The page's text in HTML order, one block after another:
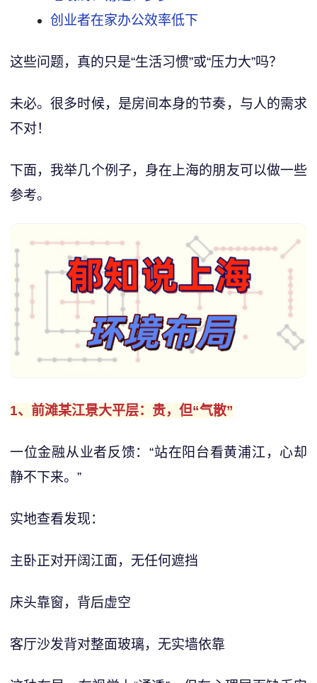
创业者在家办公效率低下
这些问题，真的只是“生活习惯”或“压力大”吗？
未必。很多时候，是房间本身的节奏，与人的需求
不对！
下面，我举几个例子，身在上海的朋友可以做一些
参考。
1、前滩某江景大平层：贵，但“气散”
一位金融从业者反馈：“站在阳台看黄浦江，心却
静不下来。”
实地查看发现：
主卧正对开阔江面，无任何遮挡
床头靠窗，背后虚空
客厅沙发背对整面玻璃，无实墙依靠